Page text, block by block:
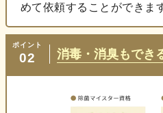
めて依頼することができま
ポイント
02 消毒・消臭もでき